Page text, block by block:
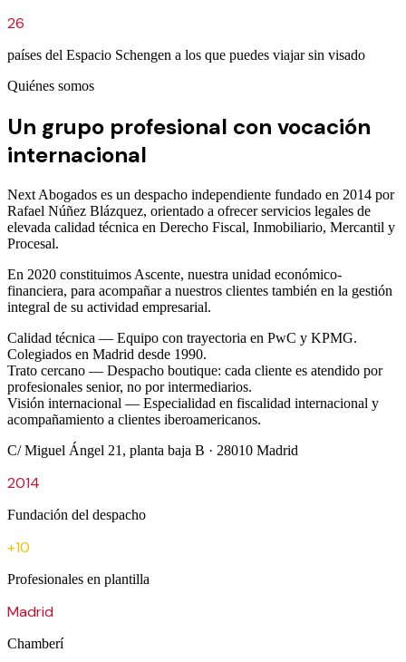
26
países del Espacio Schengen a los que puedes viajar sin visado
Quiénes somos
Un grupo profesional con vocación
internacional
Next Abogados es un despacho independiente fundado en 2014 por
Rafael Núñez Blázquez, orientado a ofrecer servicios legales de
elevada calidad técnica en Derecho Fiscal, Inmobiliario, Mercantil y
Procesal.
En 2020 constituimos Ascente, nuestra unidad económico-
financiera, para acompañar a nuestros clientes también en la gestión
integral de su actividad empresarial.
Calidad técnica — Equipo con trayectoria en PwC y KPMG.
Colegiados en Madrid desde 1990.
Trato cercano — Despacho boutique: cada cliente es atendido por
profesionales senior, no por intermediarios.
Visión internacional — Especialidad en fiscalidad internacional y
acompañamiento a clientes iberoamericanos.
C/ Miguel Ángel 21, planta baja B · 28010 Madrid
2014
Fundación del despacho
+10
Profesionales en plantilla
Madrid
Chamberí